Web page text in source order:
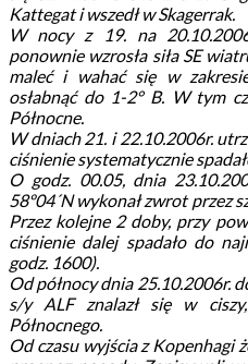
Kattegat i wszedł w Skagerrak.
W nocy z 19. na
ponownie wzrosła siła SE
maleć i wahać się w
osłabnąć do 1-2° B. W tym
Północne.
W dniach 21. i 22.10.2006r.
ciśnienie systematycznie
O godz. 00.05, dnia
58º04´N wykonał zwrot przez
Przez kolejne 2 doby, przy
ciśnienie dalej spadało do
godz. 1600).
Od północy dnia 25.10.2006r.
s/y ALF znalazł się w
Północnego.
Od czasu wyjścia z Kopenhagi